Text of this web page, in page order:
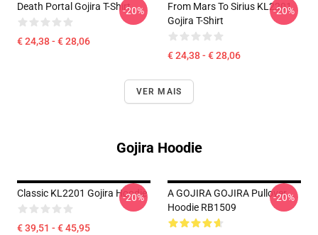
Death Portal Gojira T-Shirt
€ 24,38 - € 28,06
-20%
From Mars To Sirius KL2201
Gojira T-Shirt
€ 24,38 - € 28,06
-20%
VER MAIS
Gojira Hoodie
Classic KL2201 Gojira Hoodie
€ 39,51 - € 45,95
-20%
A GOJIRA GOJIRA Pullover
Hoodie RB1509
-20%